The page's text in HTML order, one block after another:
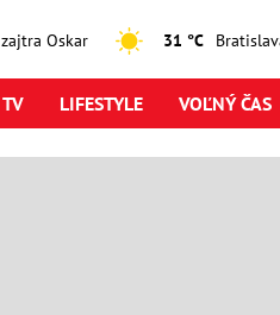
Oskar 31 °C
LIFESTYLE VOĽNÝ ČAS